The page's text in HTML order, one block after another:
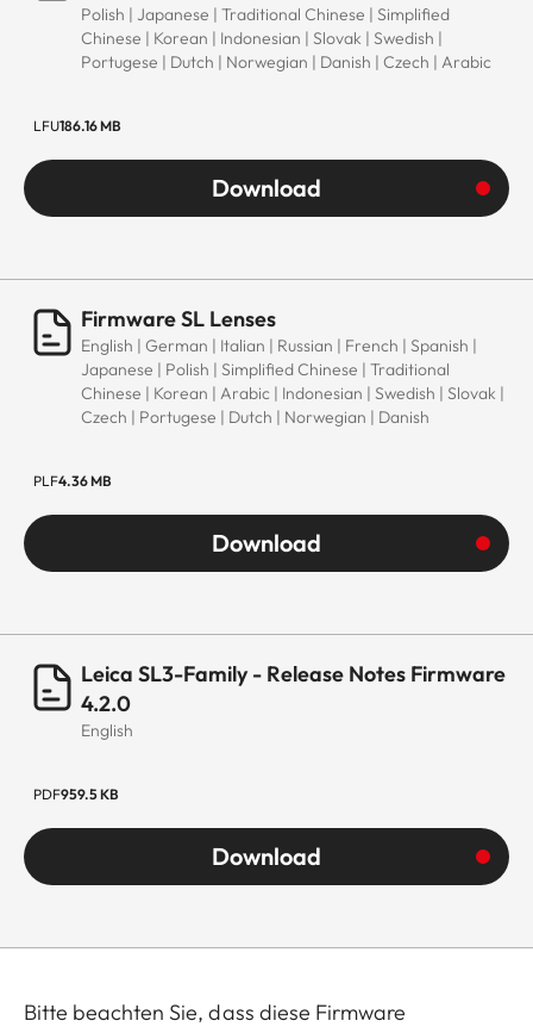
Polish | Japanese | Traditional Chinese | Simplified
Chinese | Korean | Indonesian | Slovak | Swedish |
Portugese | Dutch | Norwegian | Danish | Czech | Arabic
LFU186.16 MB
Download
Firmware SL Lenses
English | German | Italian | Russian | French | Spanish |
Japanese | Polish | Simplified Chinese | Traditional
Chinese | Korean | Arabic | Indonesian | Swedish | Slovak |
Czech | Portugese | Dutch | Norwegian | Danish
PLF4.36 MB
Download
Leica SL3-Family - Release Notes Firmware
4.2.0
English
PDF959.5 KB
Download
Bitte beachten Sie, dass diese Firmware